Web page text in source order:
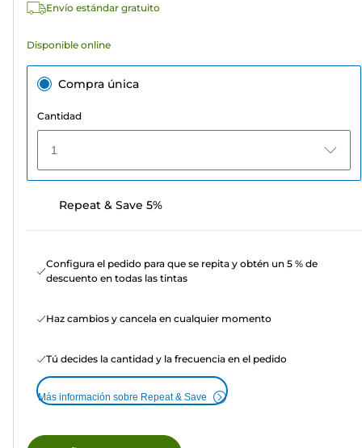
Envío estándar gratuito
Disponible online
Compra única
Cantidad
1
Repeat & Save 5%
Configura el pedido para que se repita y obtén un 5 % de
descuento en todas las tintas
Haz cambios y cancela en cualquier momento
Tú decides la cantidad y la frecuencia en el pedido
Más información sobre Repeat & Save